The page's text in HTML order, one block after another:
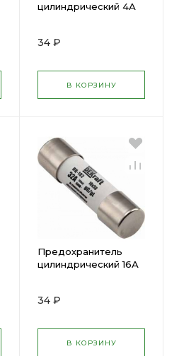
цилиндрический 4А
34 ₽
В КОРЗИНУ
Предохранитель
цилиндрический 16А
34 ₽
В КОРЗИНУ